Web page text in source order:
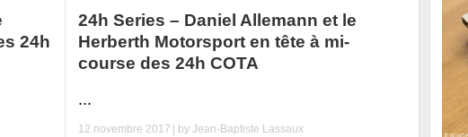
24h
24h Series – Daniel Allemann et le
Herberth Motorsport en tête à mi-
course des 24h COTA
...
12 novembre 2017 | byJean-Baptiste Lassaux